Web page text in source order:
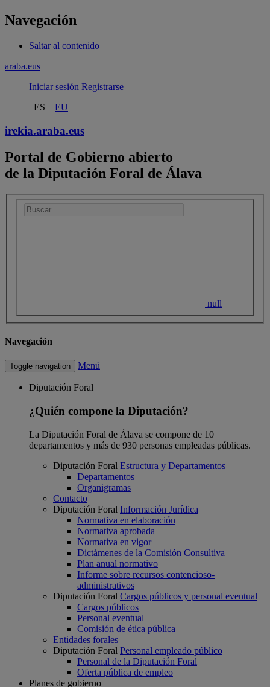
Navegación
Saltar al contenido
araba.eus
Iniciar sesión Registrarse
ES
EU
irekia.araba.eus
Portal de Gobierno abierto
de la Diputación Foral de Álava
null
Navegación
Toggle navigation Menú
Diputación Foral
¿Quién compone la Diputación?
La Diputación Foral de Álava se compone de 10
departamentos y más de 930 personas empleadas públicas.
Diputación Foral Estructura y Departamentos
Departamentos
Organigramas
Contacto
Diputación Foral Información Jurídica
Normativa en elaboración
Normativa aprobada
Normativa en vigor
Dictámenes de la Comisión Consultiva
Plan anual normativo
Informe sobre recursos contencioso-
administrativos
Diputación Foral Cargos públicos y personal eventual
Cargos públicos
Personal eventual
Comisión de ética pública
Entidades forales
Diputación Foral Personal empleado público
Personal de la Diputación Foral
Oferta pública de empleo
Planes de gobierno